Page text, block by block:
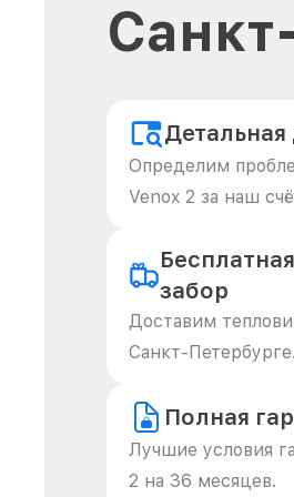
Детальная
Определим
Venox 2 за наш
забор
Доставим
Санкт-Петербурге.
Полная
Лучшие условия
2 на 36 месяцев.